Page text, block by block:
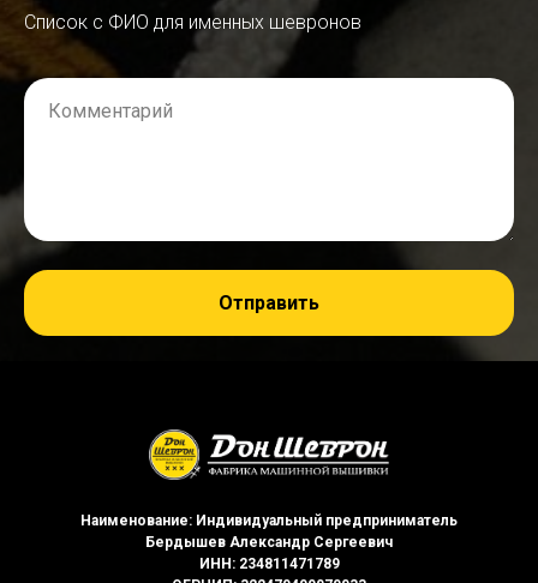
Список с ФИО для именных шевронов
Комментарий
Отправить
Наименование: Индивидуальный предприниматель
Бердышев Александр Сергеевич
ИНН: 234811471789